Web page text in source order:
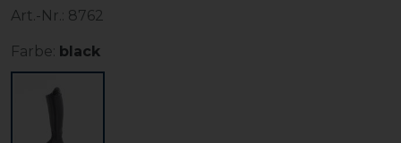
Art.-Nr.: 8762
Farbe: black